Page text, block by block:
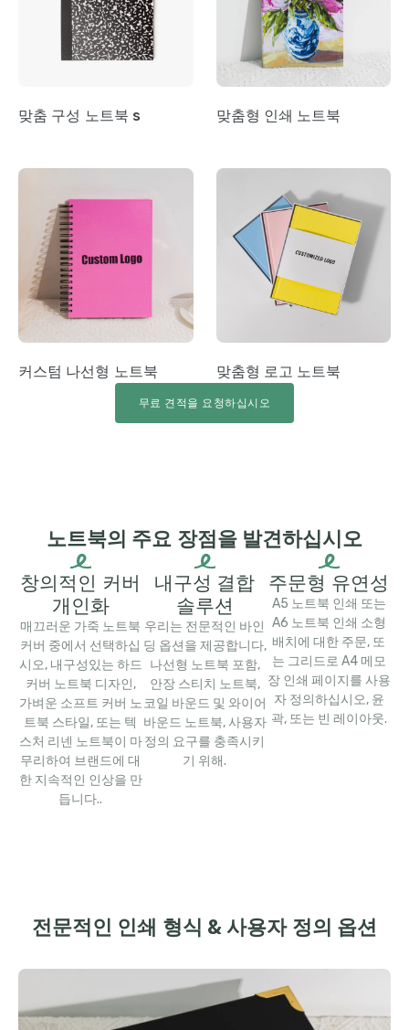
맞춤 구성 노트북 s 맞춤형 인쇄 노트북
커스텀 나선형 노트북 맞춤형 로고 노트북
무료 견적을 요청하십시오
노트북의 주요 장점을 발견하십시오
창의적인 커버
개인화
매끄러운 가죽 노트북
커버 중에서 선택하십
시오, 내구성있는 하드
커버 노트북 디자인,
가벼운 소프트 커버 노
트북 스타일, 또는 텍
스처 리넨 노트북이 마
무리하여 브랜드에 대
한 지속적인 인상을 만
듭니다..
내구성 결합
솔루션
우리는 전문적인 바인
딩 옵션을 제공합니다,
나선형 노트북 포함,
안장 스티치 노트북,
코일 바운드 및 와이어
바운드 노트북, 사용자
정의 요구를 충족시키
기 위해.
주문형 유연성
A5 노트북 인쇄 또는
A6 노트북 인쇄 소형
배치에 대한 주문, 또
는 그리드로 A4 메모
장 인쇄 페이지를 사용
자 정의하십시오, 윤
곽, 또는 빈 레이아웃.
전문적인 인쇄 형식 & 사용자 정의 옵션